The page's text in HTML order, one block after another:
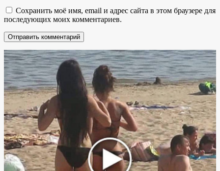
Сохранить моё имя, email и адрес сайта в этом браузере для
последующих моих комментариев.